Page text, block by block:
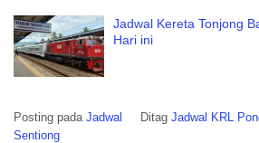
Jadwal Kereta Tonjong
Hari ini
Posting pada Jadwal Ditag Jadwal KRL
Sentiong